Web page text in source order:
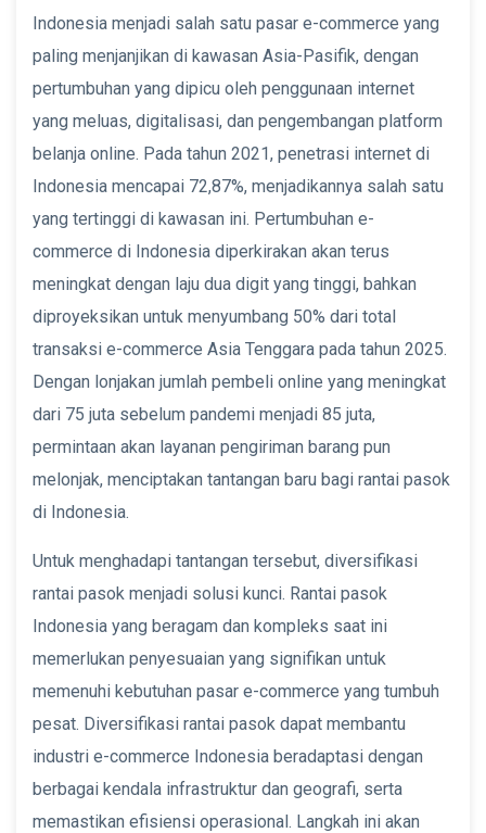
Indonesia menjadi salah satu pasar e-commerce yang
paling menjanjikan di kawasan Asia-Pasifik, dengan
pertumbuhan yang dipicu oleh penggunaan internet
yang meluas, digitalisasi, dan pengembangan platform
belanja online. Pada tahun 2021, penetrasi internet di
Indonesia mencapai 72,87%, menjadikannya salah satu
yang tertinggi di kawasan ini. Pertumbuhan e-
commerce di Indonesia diperkirakan akan terus
meningkat dengan laju dua digit yang tinggi, bahkan
diproyeksikan untuk menyumbang 50% dari total
transaksi e-commerce Asia Tenggara pada tahun 2025.
Dengan lonjakan jumlah pembeli online yang meningkat
dari 75 juta sebelum pandemi menjadi 85 juta,
permintaan akan layanan pengiriman barang pun
melonjak, menciptakan tantangan baru bagi rantai pasok
di Indonesia.
Untuk menghadapi tantangan tersebut, diversifikasi
rantai pasok menjadi solusi kunci. Rantai pasok
Indonesia yang beragam dan kompleks saat ini
memerlukan penyesuaian yang signifikan untuk
memenuhi kebutuhan pasar e-commerce yang tumbuh
pesat. Diversifikasi rantai pasok dapat membantu
industri e-commerce Indonesia beradaptasi dengan
berbagai kendala infrastruktur dan geografi, serta
memastikan efisiensi operasional. Langkah ini akan